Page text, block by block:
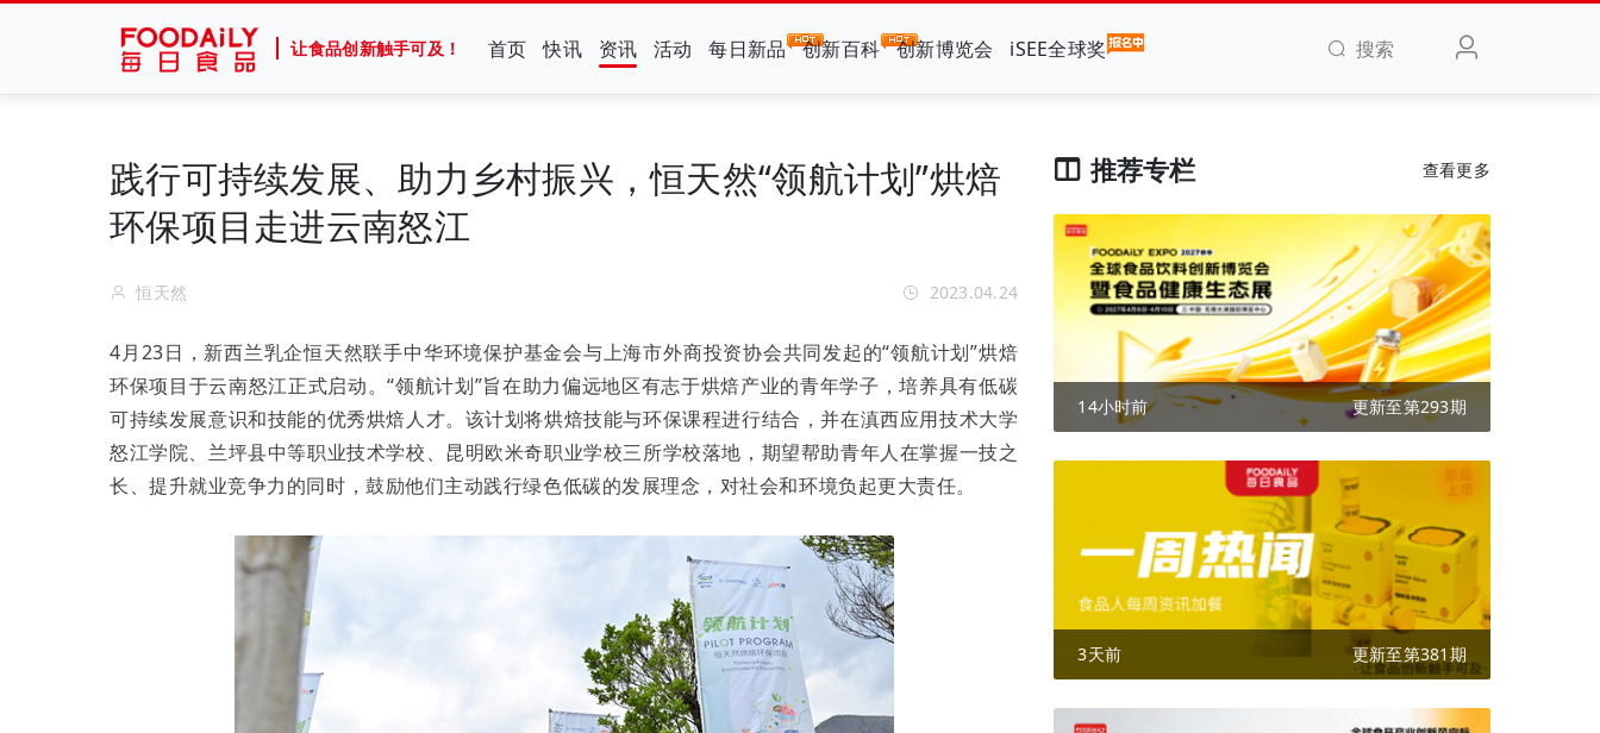
让食品创新触手可及！ 首页 快讯 资讯 活动 每日新品 创新百科 创新博览会 iSEE全球奖 搜索
践行可持续发展、助力乡村振兴，恒天然“领航计划”烘焙
环保项目走进云南怒江
恒天然 2023.04.24
4月23日，新西兰乳企恒天然联手中华环境保护基金会与上海市外商投资协会共同发起的“领航计划”烘焙
环保项目于云南怒江正式启动。“领航计划”旨在助力偏远地区有志于烘焙产业的青年学子，培养具有低碳
可持续发展意识和技能的优秀烘焙人才。该计划将烘焙技能与环保课程进行结合，并在滇西应用技术大学
怒江学院、兰坪县中等职业技术学校、昆明欧米奇职业学校三所学校落地，期望帮助青年人在掌握一技之
长、提升就业竞争力的同时，鼓励他们主动践行绿色低碳的发展理念，对社会和环境负起更大责任。
推荐专栏 查看更多
14小时前 更新至第293期
3天前 更新至第381期